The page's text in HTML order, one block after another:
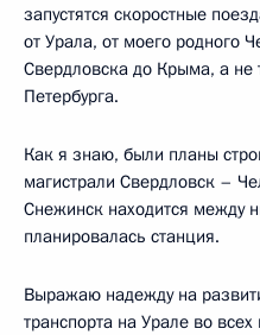
запустятся скоростные
от Урала, от моего родного
Свердловска до Крыма, а не
Петербурга.
Как я знаю, были планы
магистрали Свердловск –
Снежинск находится между
планировалась станция.
Выражаю надежду на
транспорта на Урале во всех